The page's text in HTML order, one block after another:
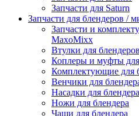
Запчасти для Saturn
Запчасти для блендеров /
Запчасти и
MaxoMixx
Втулки для блендеров
Коплеры и муфты для
Комплектующие для
Венчики для
Насадки для блендера
Ножи для блендера
Чаши для блендера